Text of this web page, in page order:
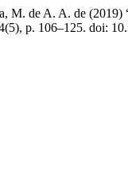
M. de A. A. de
p. 106–125. doi: